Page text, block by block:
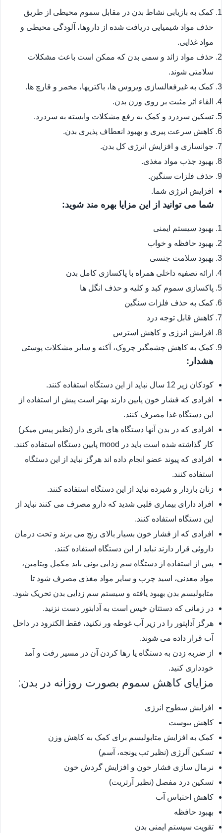
کمک به بازیابی نشاط بدن در مقابل سموم محیطی از طریق
حذف مواد شیمیایی دریافت شده از داروها، آلودگی محیطی و
مواد غذایی.
حذف مواد زائد و سمی بدن که ممکن است باعث مشکلات
سلامتی شوند.
کمک به غیرفعالسازی ویروس ها، باکتریها، مخمر و قارچ ها.
القاء اثر مثبت بر روی وزن بدن.
تسکین سردرد و کمک به رفع مشکلات وابسته به سردرد.
کاهش سرعت پیری و بهبود انعطاف پذیری بدن.
جوانسازی و افزایش انرژی کل بدن.
بهبود جذب مواد مغذی.
حذف فلزات سنگین.
افزایش انرژی شما.
شما می توانید از این مزایا بهره مند شوید:
بهبود سیستم ایمنی
بهبود حافظه و خواب
بهبود سلامت جنسی
ارائه تصفیه داخلی همراه با پاکسازی کامل بدن
پاکسازی سموم کبد و کلیه و حذف انگل ها
کمک به حذف فلزات سنگین
کاهش قابل توجه درد
افزایش انرژی و کاهش استرس
کمک به کاهش چشمگیر چروک، آکنه و سایر مشکلات پوستی
هشدار:
کودکان زیر 12 سال نباید از این دستگاه استفاده کنند.
افرادی که فشار خون پایین دارند بهتر است پیش از استفاده از
این دستگاه غذا مصرف کنند.
افرادی که در بدن آنها دستگاه های باتری دار (نظیر پیس میکر)
کار گذاشته شده است باید در mood پایین دستگاه استفاده کنند.
افرادی که پیوند عضو انجام داده اند هرگز نباید از این دستگاه
استفاده کنند.
زنان باردار و شیرده نباید از این دستگاه استفاده کنند.
افراد دارای بیماری قلبی شدید که دارو مصرف می کنند نباید از
این دستگاه استفاده کنند.
افرادی که از فشار خون بسیار بالای رنج می برند و تحت درمان
داروئی قرار دارند نباید از این دستگاه استفاده کنند.
پس از استفاده از دستگاه سم زدایی یونی باید مکمل ویتامین،
مواد معدنی، اسید چرب و سایر مواد مغذی مصرف شود تا
متابولیسم بدن بهبود یافته و سیستم سم زدایی بدن تحریک شود.
در زمانی که دستتان خیس است به آدابتور دست نزنید.
هرگز آداپتور را در زیر آب غوطه ور نکنید، فقط الکترود در داخل
آب قرار داده می شوند.
از ضربه زدن به دستگاه یا رها کردن آن در مسیر رفت و آمد
خودداری کنید.
مزایای کاهش سموم بصورت روزانه در بدن:
افزایش سطوح انرژی
کاهش یبوست
کمک به افزایش متابولیسم برای کمک به کاهش وزن
تسکین آلرژی (نظیر تب یونجه، آسم)
نرمال سازی فشار خون و افزایش گردش خون
تسکین درد مفصل (نظیر آرتریت)
کاهش احتباس آب
بهبود حافظه
تقویت سیستم ایمنی بدن